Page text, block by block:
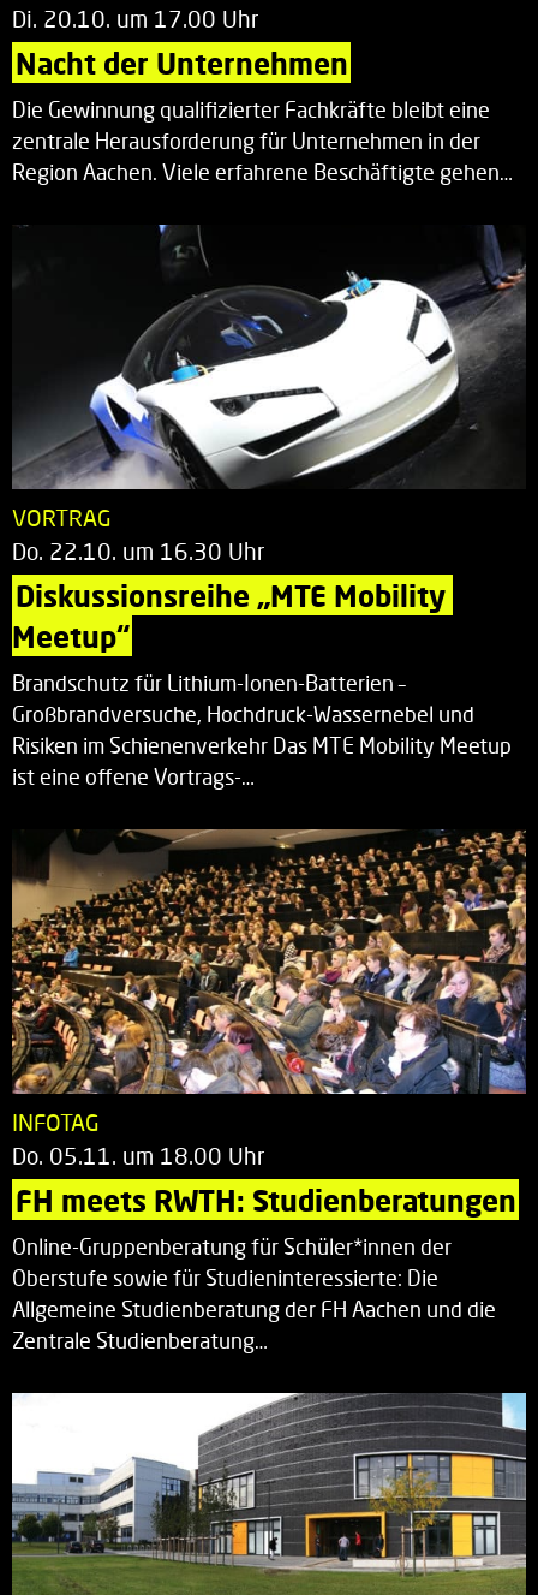
Di. 20.10. um 17.00 Uhr
Nacht der Unternehmen
Die Gewinnung qualifizierter Fachkräfte bleibt eine
zentrale Herausforderung für Unternehmen in der
Region Aachen. Viele erfahrene Beschäftigte gehen…
VORTRAG
Do. 22.10. um 16.30 Uhr
Diskussionsreihe „MTE Mobility
Meetup“
Brandschutz für Lithium-Ionen-Batterien –
Großbrandversuche, Hochdruck-Wassernebel und
Risiken im Schienenverkehr Das MTE Mobility Meetup
ist eine offene Vortrags-…
INFOTAG
Do. 05.11. um 18.00 Uhr
FH meets RWTH: Studienberatungen
Online-Gruppenberatung für Schüler*innen der
Oberstufe sowie für Studieninteressierte: Die
Allgemeine Studienberatung der FH Aachen und die
Zentrale Studienberatung…